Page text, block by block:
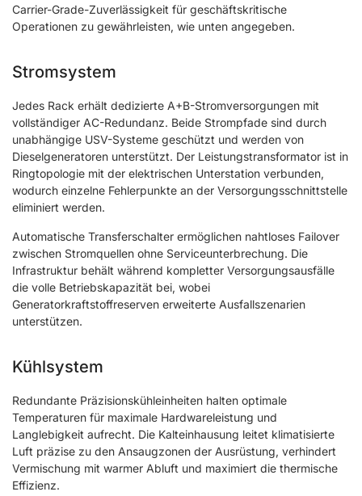
Carrier-Grade-Zuverlässigkeit für geschäftskritische
Operationen zu gewährleisten, wie unten angegeben.
Stromsystem
Jedes Rack erhält dedizierte A+B-Stromversorgungen mit
vollständiger AC-Redundanz. Beide Strompfade sind durch
unabhängige USV-Systeme geschützt und werden von
Dieselgeneratoren unterstützt. Der Leistungstransformator ist in
Ringtopologie mit der elektrischen Unterstation verbunden,
wodurch einzelne Fehlerpunkte an der Versorgungsschnittstelle
eliminiert werden.
Automatische Transferschalter ermöglichen nahtloses Failover
zwischen Stromquellen ohne Serviceunterbrechung. Die
Infrastruktur behält während kompletter Versorgungsausfälle
die volle Betriebskapazität bei, wobei
Generatorkraftstoffreserven erweiterte Ausfallszenarien
unterstützen.
Kühlsystem
Redundante Präzisionskühleinheiten halten optimale
Temperaturen für maximale Hardwareleistung und
Langlebigkeit aufrecht. Die Kalteinhausung leitet klimatisierte
Luft präzise zu den Ansaugzonen der Ausrüstung, verhindert
Vermischung mit warmer Abluft und maximiert die thermische
Effizienz.